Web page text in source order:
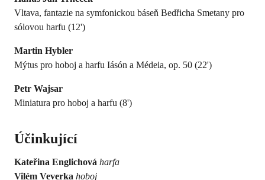
Vltava, fantazie na symfonickou báseň Bedřicha Smetany pro
sólovou harfu (12')
Martin Hybler
Mýtus pro hoboj a harfu Iásón a Médeia, op. 50 (22')
Petr Wajsar
Miniatura pro hoboj a harfu (8')
Účinkující
Kateřina Englichová harfa
Vilém Veverka hoboj